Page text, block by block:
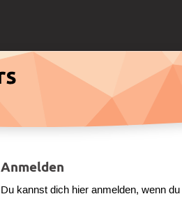
Anmelden
Du kannst dich hier anmelden, wenn